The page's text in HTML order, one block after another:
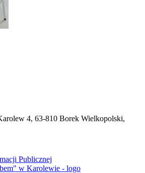
4, 63-810 Borek Wielkopolski,